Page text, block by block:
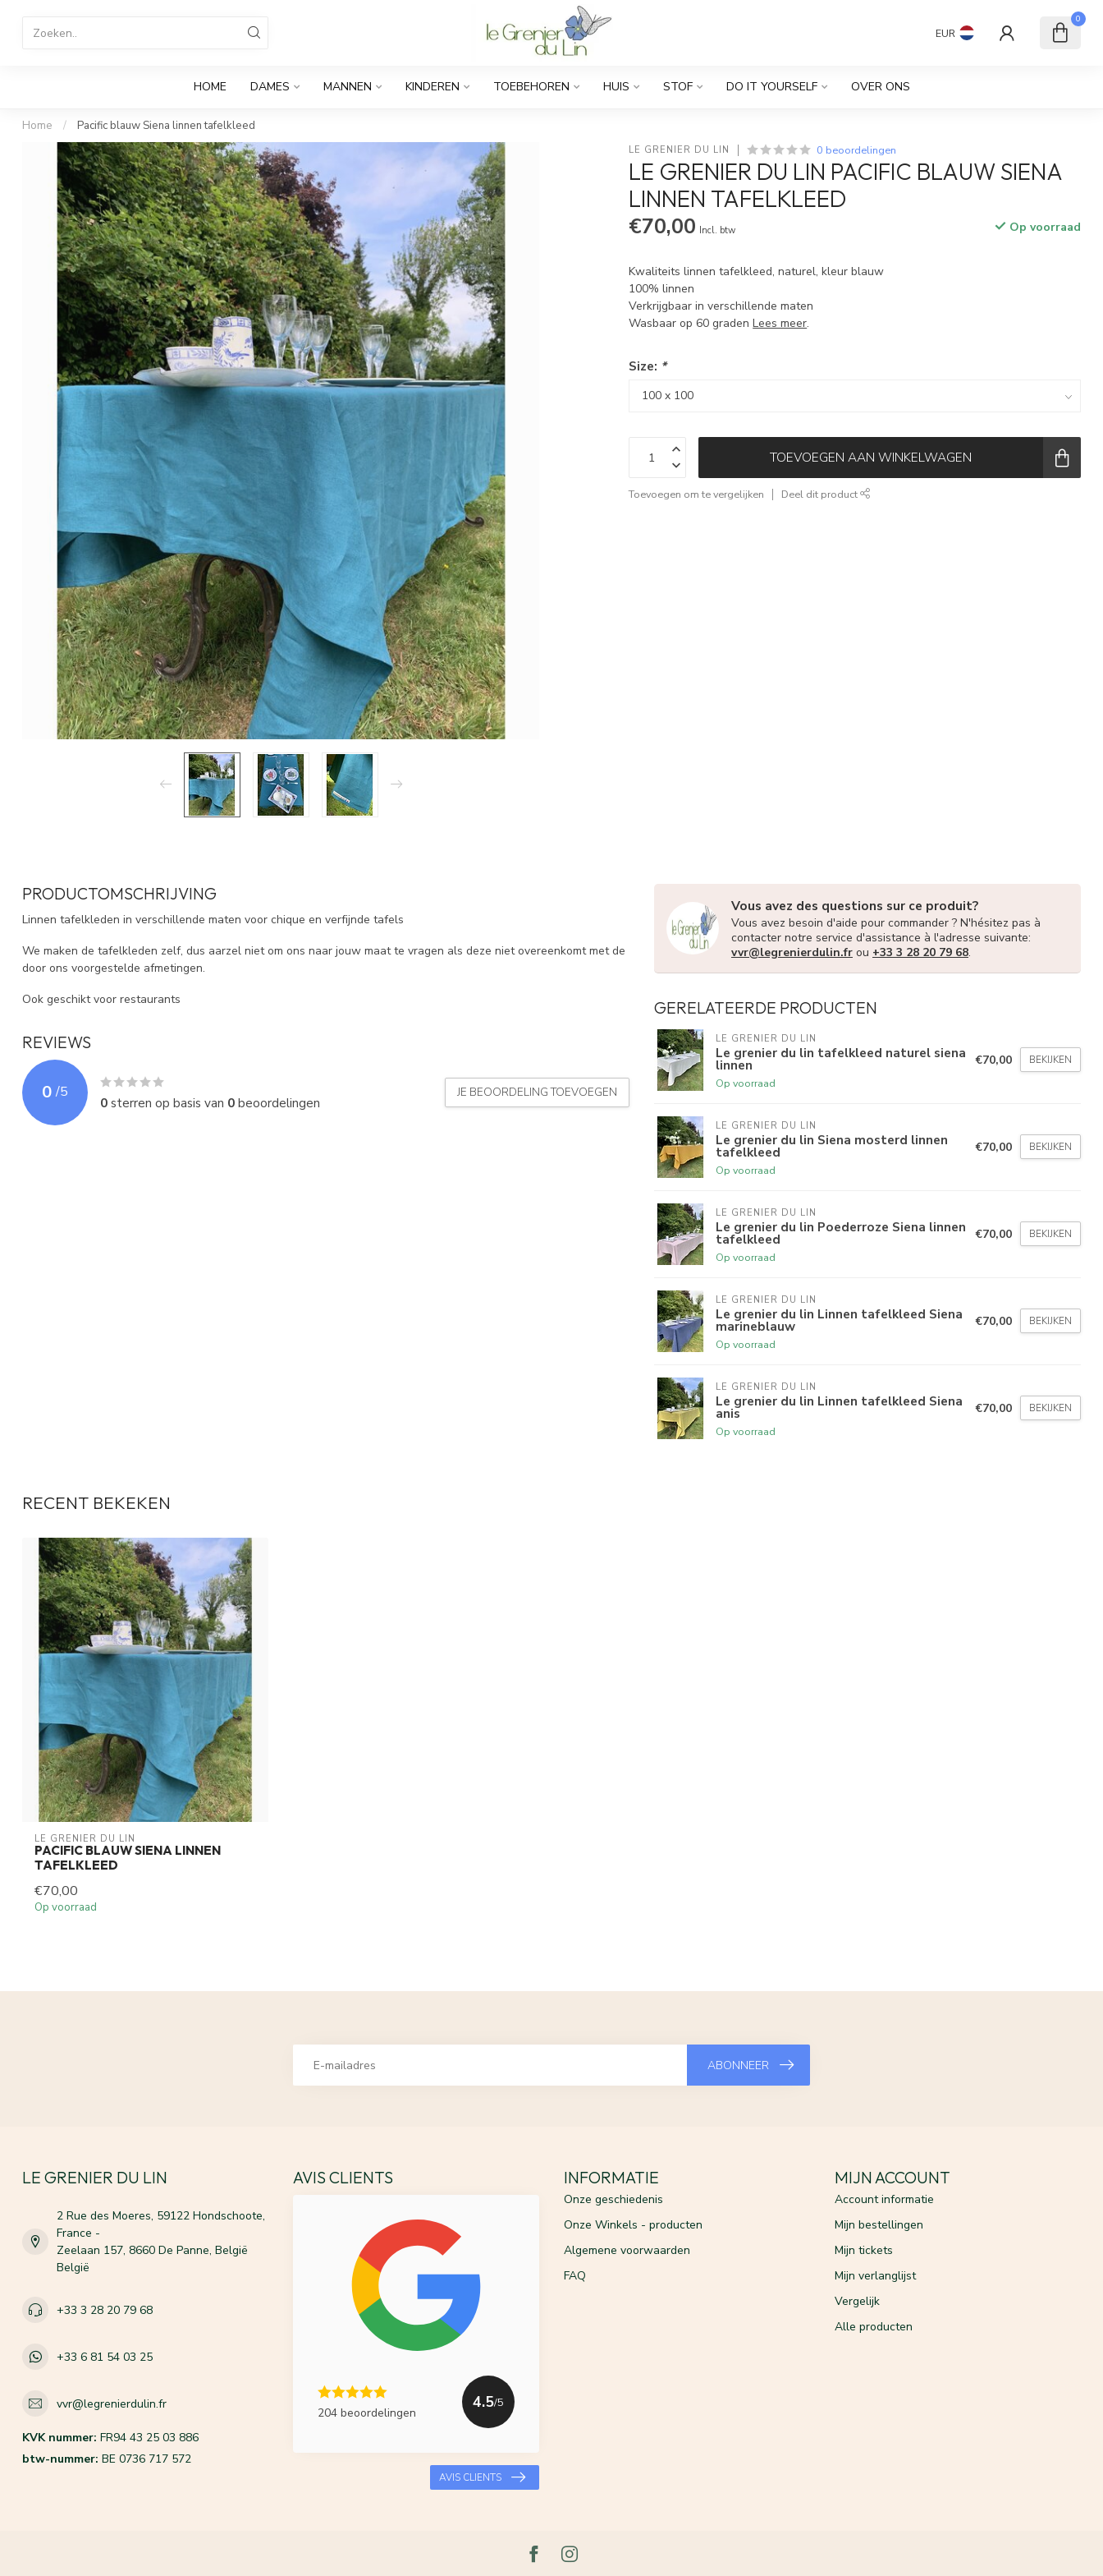
EUR
0
HOME DAMES MANNEN KINDEREN TOEBEHOREN HUIS STOF DO IT YOURSELF OVER ONS
Home / Pacific blauw Siena linnen tafelkleed
LE GRENIER DU LIN 0 beoordelingen
LE GRENIER DU LIN PACIFIC BLAUW SIENA
LINNEN TAFELKLEED
€70,00 Incl. btw Op voorraad
Kwaliteits linnen tafelkleed, naturel, kleur blauw
100% linnen
Verkrijgbaar in verschillende maten
Wasbaar op 60 gradenLees meer.
Size: *
TOEVOEGEN AAN WINKELWAGEN
Toevoegen om te vergelijken Deel dit product
PRODUCTOMSCHRIJVING
Linnen tafelkleden in verschillende maten voor chique en verfijnde tafels
We maken de tafelkleden zelf, dus aarzel niet om ons naar jouw maat te vragen als deze niet overeenkomt met de
door ons voorgestelde afmetingen.
Ook geschikt voor restaurants
REVIEWS
0 /5
0sterren op basis van 0beoordelingen
JE BEOORDELING TOEVOEGEN
Vous avez des questions sur ce produit?
Vous avez besoin d'aide pour commander ? N'hésitez pas à
contacter notre service d'assistance à l'adresse suivante:
vvr@legrenierdulin.fr ou +33 3 28 20 79 68.
GERELATEERDE PRODUCTEN
LE GRENIER DU LIN
Le grenier du lin tafelkleed naturel siena
linnen
Op voorraad
€70,00 BEKIJKEN
LE GRENIER DU LIN
Le grenier du lin Siena mosterd linnen
tafelkleed
Op voorraad
€70,00 BEKIJKEN
LE GRENIER DU LIN
Le grenier du lin Poederroze Siena linnen
tafelkleed
Op voorraad
€70,00 BEKIJKEN
LE GRENIER DU LIN
Le grenier du lin Linnen tafelkleed Siena
marineblauw
Op voorraad
€70,00 BEKIJKEN
LE GRENIER DU LIN
Le grenier du lin Linnen tafelkleed Siena
anis
Op voorraad
€70,00 BEKIJKEN
RECENT BEKEKEN
LE GRENIER DU LIN
PACIFIC BLAUW SIENA LINNEN
TAFELKLEED
€70,00
Op voorraad
ABONNEER
LE GRENIER DU LIN
2 Rue des Moeres, 59122 Hondschoote,
France -
Zeelaan 157, 8660 De Panne, België
België
+33 3 28 20 79 68
+33 6 81 54 03 25
vvr@legrenierdulin.fr
KVK nummer: FR94 43 25 03 886
btw-nummer: BE 0736 717 572
AVIS CLIENTS
204 beoordelingen
4.5/5
AVIS CLIENTS
INFORMATIE
Onze geschiedenis
Onze Winkels - producten
Algemene voorwaarden
FAQ
MIJN ACCOUNT
Account informatie
Mijn bestellingen
Mijn tickets
Mijn verlanglijst
Vergelijk
Alle producten